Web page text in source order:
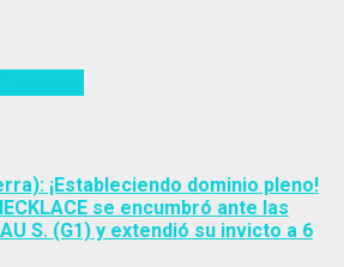
¡Estableciendo dominio pleno!
se encumbró ante las
S. (G1) y extendió su invicto a 6